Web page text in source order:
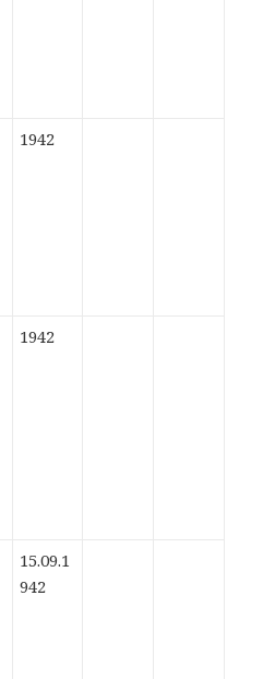
1942
1942
15.09.1
942